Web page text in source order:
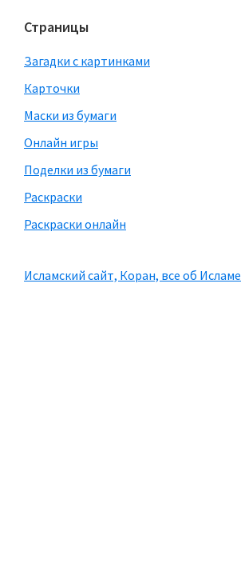
Страницы
Загадки с картинками
Карточки
Маски из бумаги
Онлайн игры
Поделки из бумаги
Раскраски
Раскраски онлайн
Исламский сайт, Коран, все об Исламе